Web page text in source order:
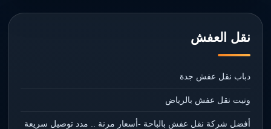
نقل العفش
دباب نقل عفش جدة
ونيت نقل عفش بالرياض
أفضل شركة نقل عفش بالباحة -أسعار مرنة .. مدد توصيل سريعة